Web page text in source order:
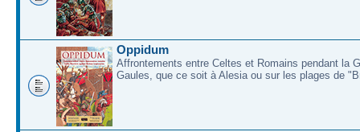
Oppidum
Affrontements entre Celtes et Romains pendant la
Gaules, que ce soit à Alesia ou sur les plages de